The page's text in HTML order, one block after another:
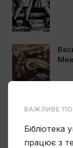
Ще
ВАЖЛИВЕ
Бібліотека
працює з